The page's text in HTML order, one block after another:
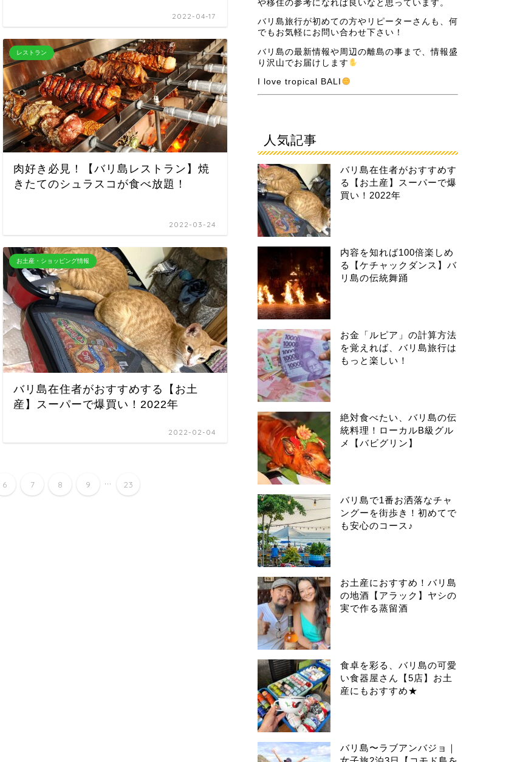
2022-04-17
レストラン
肉好き必見！【バリ島レストラン】焼
きたてのシュラスコが食べ放題！
2022-03-24
お土産・ショッピング情報
バリ島在住者がおすすめする【お土
産】スーパーで爆買い！2022年
2022-02-04
6 7 8 9 ... 23
や移住の参考になれば良いなと思っています。
バリ島旅行が初めての方やリピーターさんも、何
でもお気軽にお問い合わせ下さい！
バリ島の最新情報や周辺の離島の事まで、情報盛
り沢山でお届けします
I love tropical BALI
人気記事
バリ島在住者がおすすめす
る【お土産】スーパーで爆
買い！2022年
内容を知れば100倍楽しめ
る【ケチャックダンス】バ
リ島の伝統舞踊
お金「ルピア」の計算方法
を覚えれば、バリ島旅行は
もっと楽しい！
絶対食べたい、バリ島の伝
統料理！ローカルB級グル
メ【バビグリン】
バリ島で1番お洒落なチャ
ングーを街歩き！初めてで
も安心のコース♪
お土産におすすめ！バリ島
の地酒【アラック】ヤシの
実で作る蒸留酒
食卓を彩る、バリ島の可愛
い食器屋さん【5店】お土
産にもおすすめ★
バリ島〜ラブアンバジョ｜